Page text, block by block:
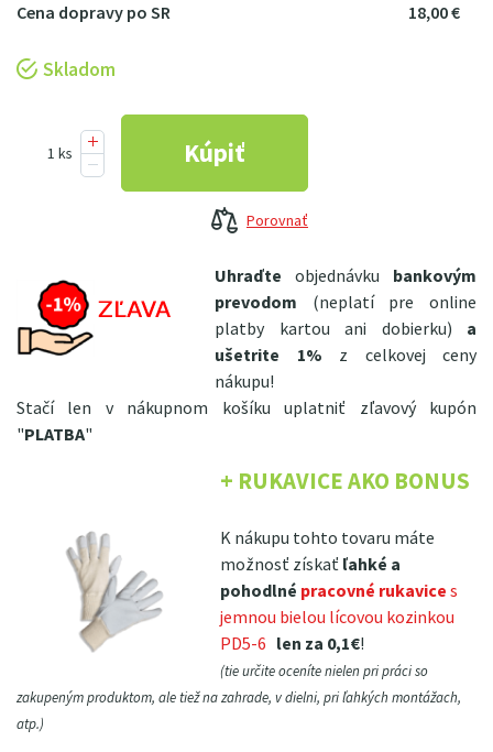
Uhraďte objednávku bankovým
prevodom (neplatí pre online
platby kartou ani dobierku) a
ušetrite 1% z celkovej ceny
nákupu!
Stačí len v nákupnom košíku uplatniť zľavový kupón
"PLATBA"
+ RUKAVICE AKO BONUS
K nákupu tohto tovaru máte
možnosť získaťľahké a
pohodlné pracovné rukavices
jemnou bielou lícovou kozinkou
PD5-6 len za 0,1€!
(tie určite oceníte nielen pri práci so
zakupeným produktom, ale tiež na zahrade, v dielni, pri ľahkých montážach,
atp.)
Skladom
18 00€
Porovnať